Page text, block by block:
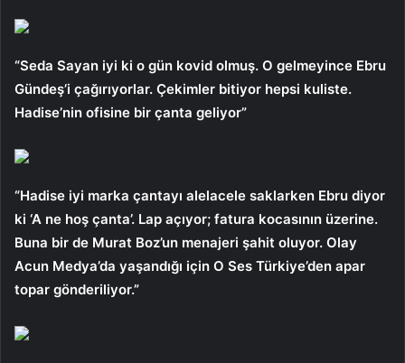
“Seda Sayan iyi ki o gün kovid olmuş. O gelmeyince Ebru
Gündeş’i çağırıyorlar. Çekimler bitiyor hepsi kuliste.
Hadise’nin ofisine bir çanta geliyor”
“Hadise iyi marka çantayı alelacele saklarken Ebru diyor
ki ‘A ne hoş çanta’. Lap açıyor; fatura kocasının üzerine.
Buna bir de Murat Boz’un menajeri şahit oluyor. Olay
Acun Medya’da yaşandığı için O Ses Türkiye’den apar
topar gönderiliyor.”